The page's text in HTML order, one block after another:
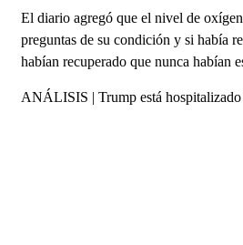
El diario agregó que el nivel de
preguntas de su condición y si había
habían recuperado que nunca habían
ANÁLISIS | Trump está